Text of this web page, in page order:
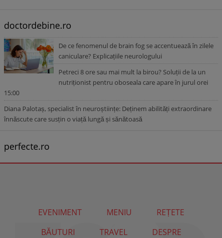
doctordebine.ro
De ce fenomenul de brain fog se accentuează în zilele
caniculare? Explicațiile neurologului
Petreci 8 ore sau mai mult la birou? Soluții de la un
nutriționist pentru oboseala care apare în jurul orei
15:00
Diana Palotaș, specialist în neuroștiințe: Deținem abilități extraordinare
înnăscute care susțin o viață lungă și sănătoasă
perfecte.ro
EVENIMENT MENIU
REȚETE
BĂUTURI
TRAVEL DESPRE